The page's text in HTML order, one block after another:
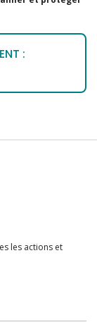
:
les actions et